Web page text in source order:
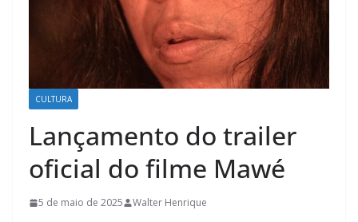
CULTURA
Lançamento do trailer
oficial do filme Mawé
5 de maio de 2025 Walter Henrique